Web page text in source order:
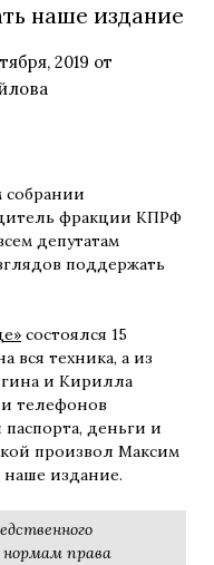
наше издание
2019 от
собрании
фракции КПРФ
депутатам
поддержать
состоялся 15
вся техника, а из
и Кирилла
телефонов
деньги и
произвол Максим
издание.
права